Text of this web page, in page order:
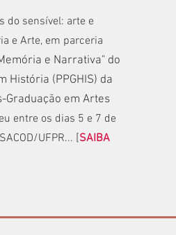
do sensível: arte e
e Arte, em parceria
e Narrativa" do
História (PPGHIS) da
Graduação em Artes
entre os dias 5 e 7 de
UFPR... [SAIBA